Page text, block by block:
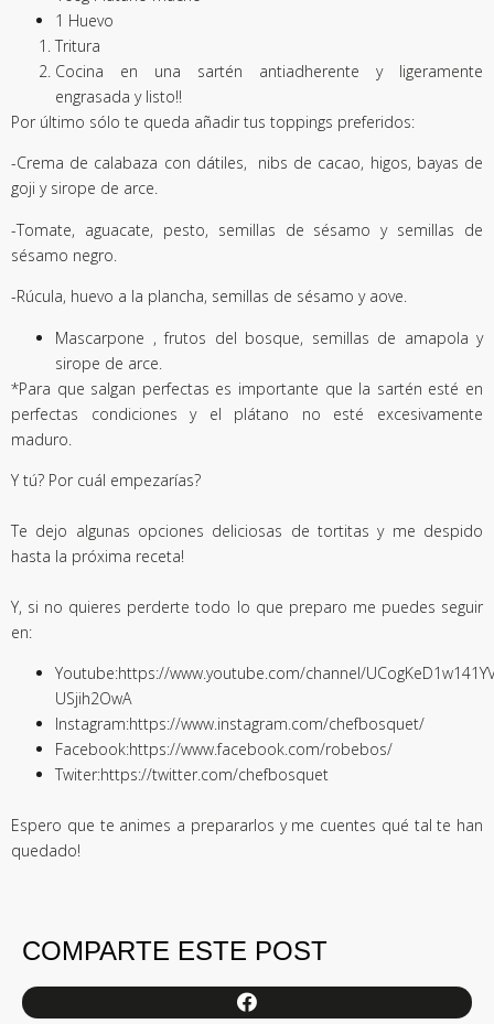
1 Huevo
Tritura
Cocina en una sartén antiadherente y ligeramente
engrasada y listo!!
Por último sólo te queda añadir tus toppings preferidos:
-Crema de calabaza con dátiles, nibs de cacao, higos, bayas de
goji y sirope de arce.
-Tomate, aguacate, pesto, semillas de sésamo y semillas de
sésamo negro.
-Rúcula, huevo a la plancha, semillas de sésamo y aove.
Mascarpone , frutos del bosque, semillas de amapola y
sirope de arce.
*Para que salgan perfectas es importante que la sartén esté en
perfectas condiciones y el plátano no esté excesivamente
maduro.
Y tú? Por cuál empezarías?
Te dejo algunas opciones deliciosas de tortitasy me despido
hasta la próxima receta!
Y, si no quieres perderte todo lo que preparo me puedes seguir
en:
Youtube:https://www.youtube.com/channel/
USjih2OwA
Instagram:https://www.instagram.com/chefbosquet/
Facebook:https://www.facebook.com/robebos/
Twiter:https://twitter.com/chefbosquet
Espero que te animes a prepararlos y me cuentes qué tal te han
quedado!
COMPARTE ESTE POST